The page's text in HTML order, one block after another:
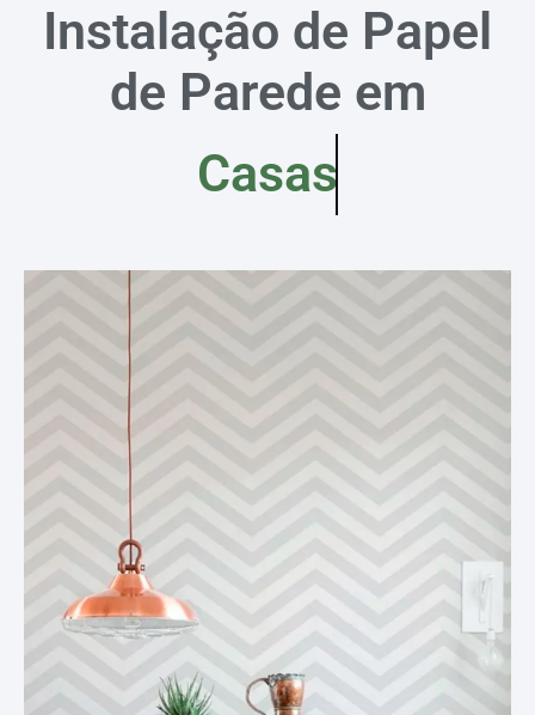
Instalação de Papel
de Parede em
Casas